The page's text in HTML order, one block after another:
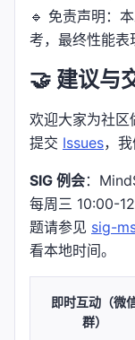
🔹 免责声明：
考，最终性能表
🤝 建议与
欢迎大家为社区
提交 Issues，
SIG 例会：
每周三 10:00-
题请参见 sig-
看本地时间。
即时互动（微
群）